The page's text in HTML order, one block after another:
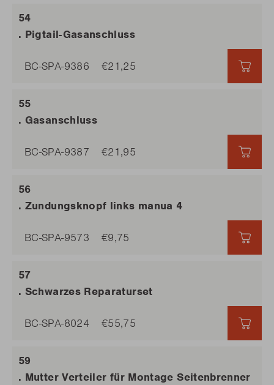
. Schwarzes Reparaturset
BC-SPA-8024 €55,75
. Mutter Verteiler für Montage Seitenbrenner
. Pigtail-Gasanschluss
BC-SPA-9386 €21,25
. Gasanschluss
BC-SPA-9387 €21,95
. Zundungsknopf links manua 4
BC-SPA-9573 €9,75